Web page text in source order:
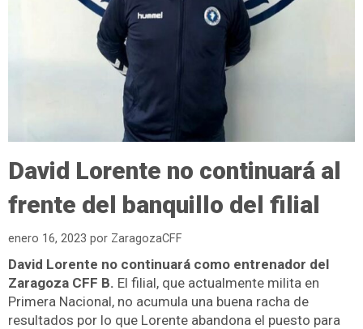
David Lorente no continuará al
frente del banquillo del filial
enero 16, 2023 por ZaragozaCFF
David Lorente no continuará como entrenador del
Zaragoza CFF B. El filial, que actualmente milita en
Primera Nacional, no acumula una buena racha de
resultados por lo que Lorente abandona el puesto para